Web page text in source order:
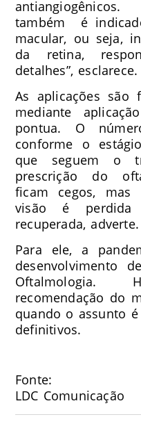
também é
macular, ou seja,
da retina,
detalhes”, esclarece.
As aplicações são
mediante
pontua. O
conforme o
que seguem o
prescrição do
ficam cegos,
visão é
recuperada, adverte.
Para ele, a
desenvolvimento
recomendação do
quando o assunto
definitivos.
Fonte:
LDC Comunicação